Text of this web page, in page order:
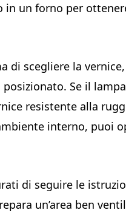
un forno per
di scegliere la
Se il
resistente alla
interno, puoi
di seguire le
un’area ben